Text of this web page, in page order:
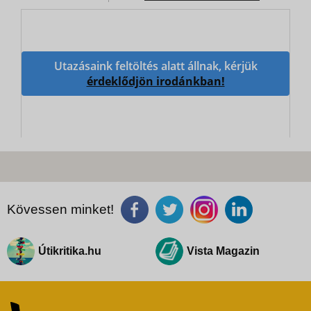
Utazásaink feltöltés alatt állnak, kérjük
érdeklődjön irodánkban!
Kövessen minket!
Útikritika.hu Vista Magazin